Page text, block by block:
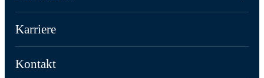
Karriere
Kontakt